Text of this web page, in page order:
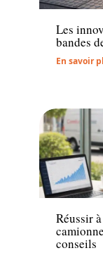
Les
bandes
En savoir
Actu
Réussir
conseils